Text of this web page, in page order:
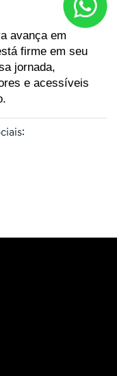
avança em
firme em seu
jornada,
e acessíveis